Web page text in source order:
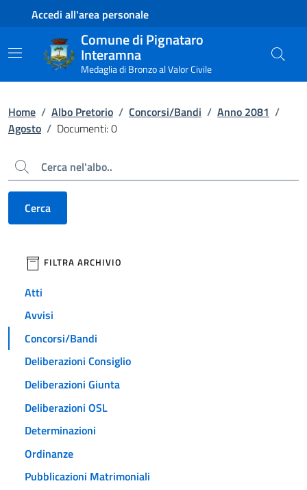
Contenuto principale
Piede di paginaAccedi all'area personale
Comune di Pignataro
Interamna
Medaglia di Bronzo al Valor Civile
Home / Albo Pretorio / Concorsi/Bandi / Anno 2081 /
Agosto / Documenti: 0
Cerca
Cerca
filtri da applicare
FILTRA ARCHIVIO
Atti
Avvisi
Concorsi/Bandi
Deliberazioni Consiglio
Deliberazioni Giunta
Deliberazioni OSL
Determinazioni
Ordinanze
Pubblicazioni Matrimoniali